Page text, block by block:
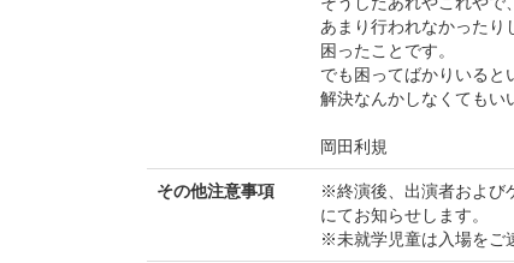
あまり行われなかったり
困ったことです。
でも困ってばかりいると
解決なんかしなくてもい
岡田利規
その他注意事項
※終演後、出演者および
にてお知らせします。
※未就学児童は入場をご